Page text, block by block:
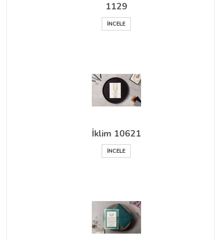
1129
İNCELE
İklim 10621
İNCELE